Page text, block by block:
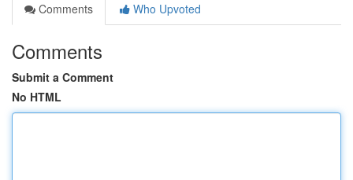
Comments
Who Upvoted
Comments
Submit a Comment
No HTML